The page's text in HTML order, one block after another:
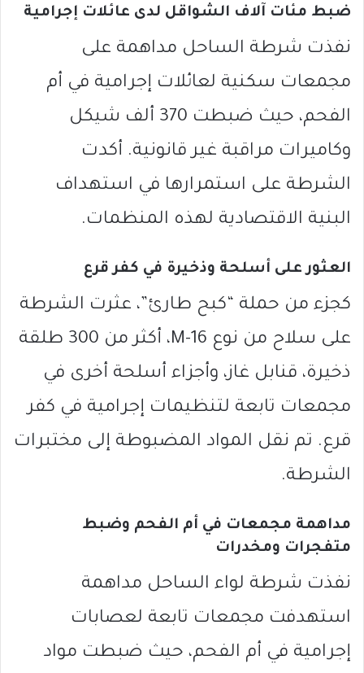
ضبط مئات آلاف الشواقل لدى عائلات إجرامية
نفذت شرطة الساحل مداهمة على
مجمعات سكنية لعائلات إجرامية في أم
الفحم، حيث ضبطت 370 ألف شيكل
وكاميرات مراقبة غير قانونية. أكدت
الشرطة على استمرارها في استهداف
البنية الاقتصادية لهذه المنظمات.
العثور على أسلحة وذخيرة في كفر قرع
كجزء من حملة “كبح طارئ”، عثرت الشرطة
على سلاح من نوع M-16، أكثر من 300 طلقة
ذخيرة، قنابل غاز، وأجزاء أسلحة أخرى في
مجمعات تابعة لتنظيمات إجرامية في كفر
قرع. تم نقل المواد المضبوطة إلى مختبرات
الشرطة.
مداهمة مجمعات في أم الفحم وضبط
متفجرات ومخدرات
نفذت شرطة لواء الساحل مداهمة
استهدفت مجمعات تابعة لعصابات
إجرامية في أم الفحم، حيث ضبطت مواد